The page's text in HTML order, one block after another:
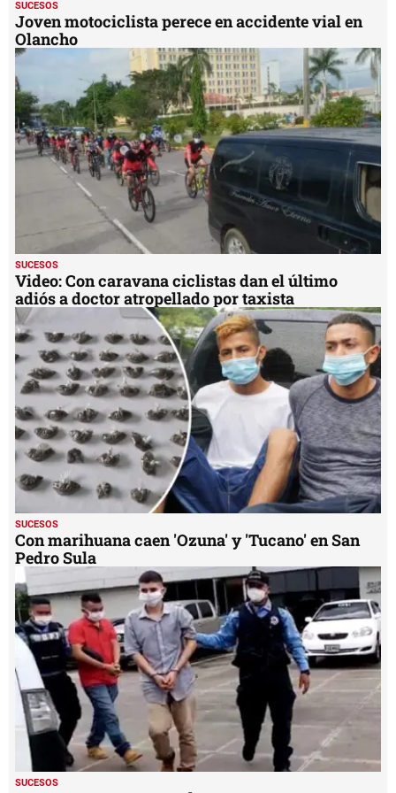
SUCESOS
Joven motociclista perece en accidente vial en
Olancho
SUCESOS
Video: Con caravana ciclistas dan el último
adiós a doctor atropellado por taxista
SUCESOS
Con marihuana caen 'Ozuna' y 'Tucano' en San
Pedro Sula
SUCESOS